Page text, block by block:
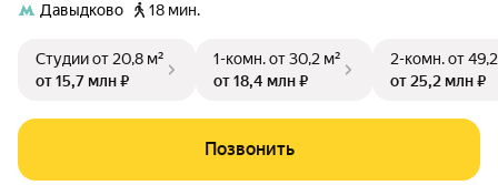
Давыдково
18 мин.
Студииот 20,8 м²
от 15,7 млн ₽
1-комн.от 30,2 м²
от 18,4 млн ₽
2-комн.от
от 25,2 млн ₽
Позвонить